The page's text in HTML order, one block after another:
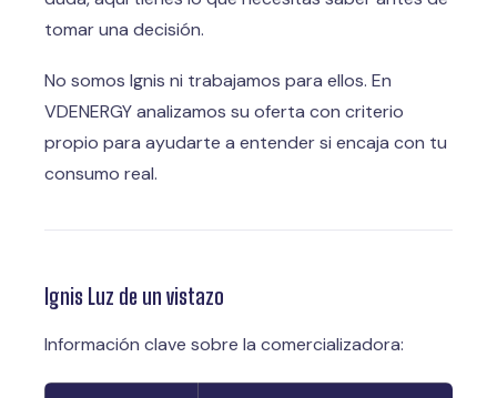
tomar una decisión.
No somos Ignis ni trabajamos para ellos. En
VDENERGY analizamos su oferta con criterio
propio para ayudarte a entender si encaja con tu
consumo real.
Ignis Luz de un vistazo
Información clave sobre la comercializadora: